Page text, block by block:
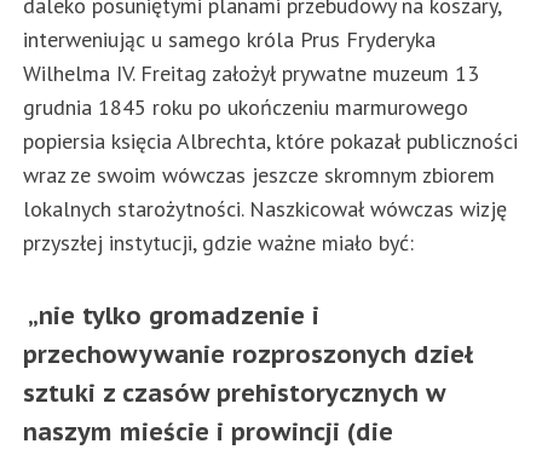
daleko posuniętymi planami przebudowy na koszary,
interweniując u samego króla Prus Fryderyka
Wilhelma IV. Freitag założył prywatne muzeum 13
grudnia 1845 roku po ukończeniu marmurowego
popiersia księcia Albrechta, które pokazał publiczności
wraz ze swoim wówczas jeszcze skromnym zbiorem
lokalnych starożytności. Naszkicował wówczas wizję
przyszłej instytucji, gdzie ważne miało być:
„nie tylko gromadzenie i
przechowywanie rozproszonych dzieł
sztuki z czasów prehistorycznych w
naszym mieście i prowincji (die